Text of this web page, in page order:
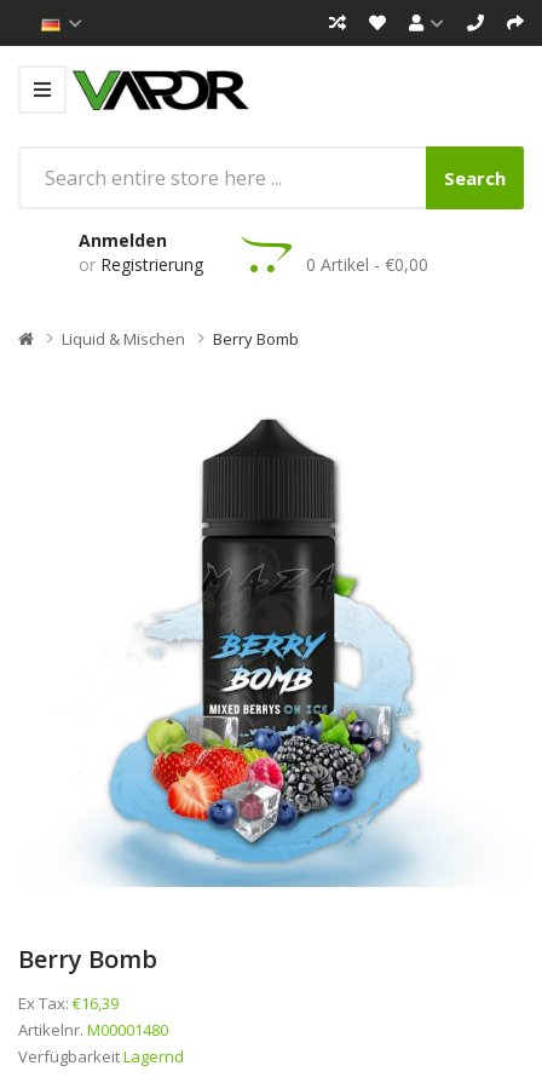
Search
Anmelden
or Registrierung 0 Artikel - €0,00
Liquid & Mischen Berry Bomb
Berry Bomb
Ex Tax: €16,39
Artikelnr. M00001480
VerfügbarkeitLagernd